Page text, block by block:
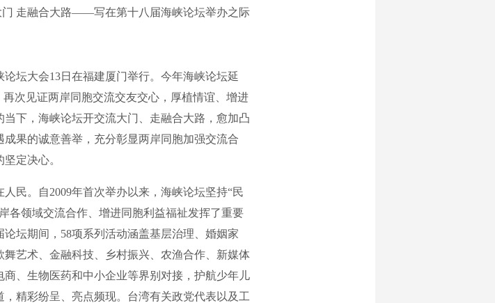
走融合大路——写在第十八届海峡论坛举办之际
大会13日在福建厦门举行。今年海峡论坛延
次见证两岸同胞交流交友交心，厚植情谊、增进
下，海峡论坛开交流大门、走融合大路，愈加凸
果的诚意善举，充分彰显两岸同胞加强交流合
定决心。
。自2009年首次举办以来，海峡论坛坚持“民
各领域交流合作、增进同胞利益福祉发挥了重要
坛期间，58项系列活动涵盖基层治理、婚姻家
艺术、金融科技、乡村振兴、农渔合作、新媒体
、生物医药和中小企业等界别对接，护航少年儿
精彩纷呈、亮点频现。台湾有关政党代表以及工